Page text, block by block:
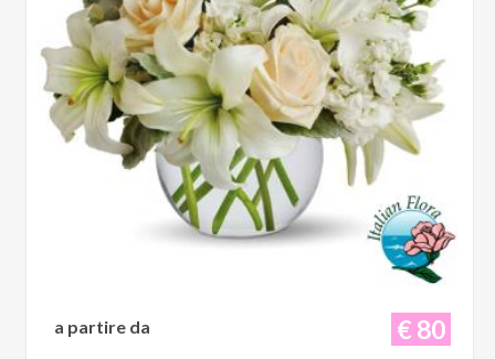
€ 80
a partire da